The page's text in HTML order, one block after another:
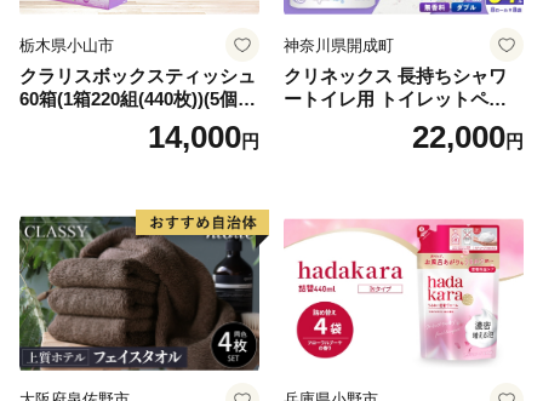
栃木県小山市
クラリスボックスティッシュ
60箱(1箱220組(440枚))(5個入
り×12セット)【1256759】
14,000円
神奈川県開成町
クリネックス 長持ちシャワ
ートイレ用 トイレットペー
パー（ダブル）64ロール(8ロ
ール×8パック) 開成町 トイレ
蓄 防災 エコ 消耗品 生活雑貨
生活用品 無香料 トイレット
ペーパー ダブル といれっと
ぺーぱー トイレ クレシア ト
イレットペーパー [BDBH002
-1]
22,000円